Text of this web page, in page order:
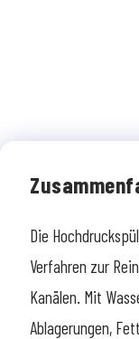
Die
Verfahren zur
Kanälen. Mit
Ablagerungen,